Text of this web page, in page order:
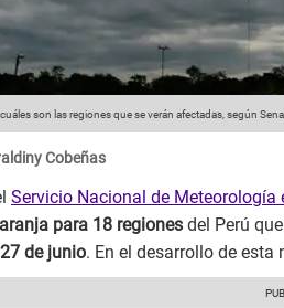
son las regiones que se verán afectadas, según
Cobeñas
Servicio Nacional de Meteorología
para 18 regiones del Perú
de junio. En el desarrollo de